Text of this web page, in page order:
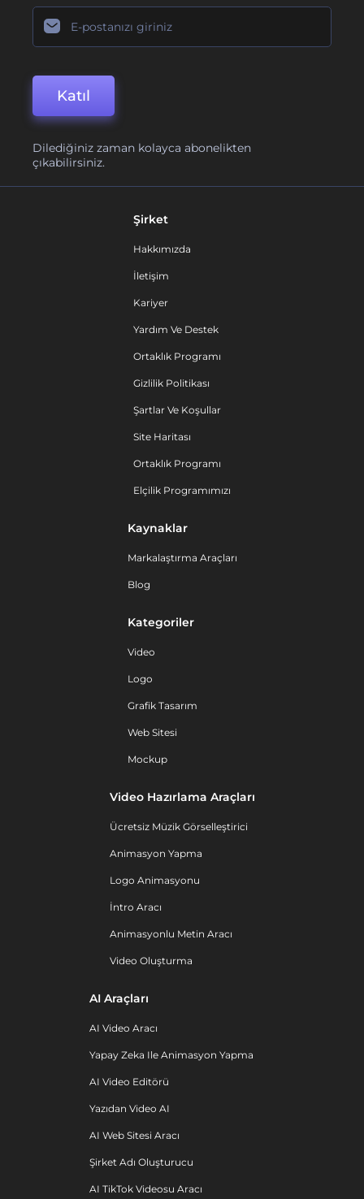
Katıl
Dilediğiniz zaman kolayca abonelikten
çıkabilirsiniz.
Şirket
Hakkımızda
İletişim
Kariyer
Yardım Ve Destek
Ortaklık Programı
Gizlilik Politikası
Şartlar Ve Koşullar
Site Haritası
Ortaklık Programı
Elçilik Programımızı
Kaynaklar
Markalaştırma Araçları
Blog
Kategoriler
Video
Logo
Grafik Tasarım
Web Sitesi
Mockup
Video Hazırlama Araçları
Ücretsiz Müzik Görselleştirici
Animasyon Yapma
Logo Animasyonu
İntro Aracı
Animasyonlu Metin Aracı
Video Oluşturma
AI Araçları
AI Video Aracı
Yapay Zeka Ile Animasyon Yapma
AI Video Editörü
Yazıdan Video AI
AI Web Sitesi Aracı
Şirket Adı Oluşturucu
AI TikTok Videosu Aracı